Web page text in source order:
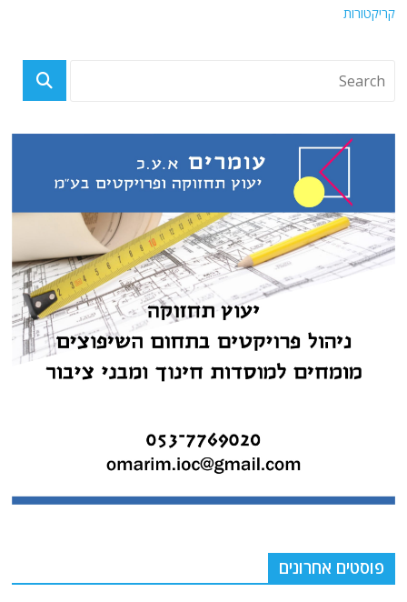
קריקטורות
פוסטים אחרונים